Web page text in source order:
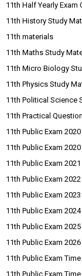
11th Half Yearly
11th History Study
11th materials
11th Maths Study
11th Micro Biology
11th Physics Study
11th Political Science
11th Practical
11th Public Exam
11th Public Exam
11th Public Exam
11th Public Exam
11th Public Exam
11th Public Exam
11th Public Exam
11th Public Exam
11th Public Exam
11th Public Exam